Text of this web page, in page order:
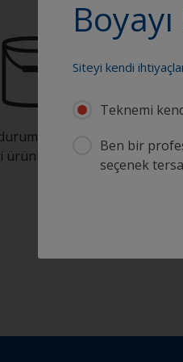
Siteyi kendi
Teknemi
Ben bir
seçenek
kalmasını sağlayacak
ürünleri bulun